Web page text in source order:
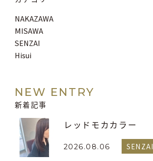
NAKAZAWA
MISAWA
SENZAI
Hisui
NEW ENTRY
新着記事
レッドモカカラー
2026.08.06 SENZAI